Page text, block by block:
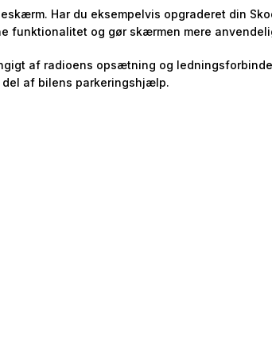
Har du eksempelvis opgraderet din
funktionalitet og gør skærmen mere
af radioens opsætning og
del af bilens parkeringshjælp.